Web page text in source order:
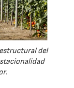
del